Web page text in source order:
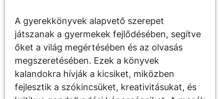
A gyerekkönyvek alapvető szerepet
játszanak a gyermekek fejlődésében, segítve
őket a világ megértésében és az olvasás
megszeretésében. Ezek a könyvek
kalandokra hívják a kicsiket, miközben
fejlesztik a szókincsüket, kreativitásukat, és